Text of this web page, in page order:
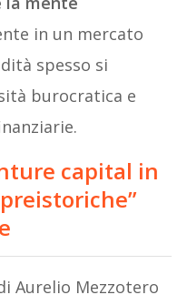
in un mercato
spesso si
burocratica e
capital in
Aurelio Mezzotero